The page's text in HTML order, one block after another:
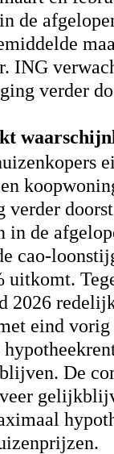
de
ING
verder
verder
in de
cao-
uitkomt.
2026
eind
De